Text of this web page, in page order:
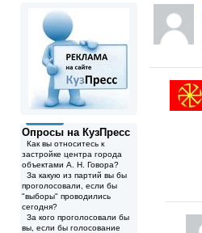
Опросы на КузПресс
Как вы относитесь к
застройке центра города
объектами А. Н. Говора?
За какую из партий вы бы
проголосовали, если бы
"выборы" проводились
сегодня?
За кого проголосовали бы
вы, если бы голосование